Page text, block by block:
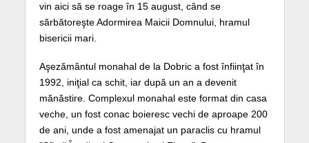
vin aici să se roage în 15 august, când se
sărbătoreşte Adormirea Maicii Domnului, hramul
bisericii mari.
Aşezământul monahal de la Dobric a fost înfiinţat în
1992, iniţial ca schit, iar după un an a devenit
mănăstire. Complexul monahal este format din casa
veche, un fost conac boieresc vechi de aproape 200
de ani, unde a fost amenajat un paraclis cu hramul